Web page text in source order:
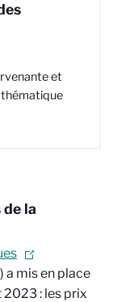
et
la
a mis en place
: les prix